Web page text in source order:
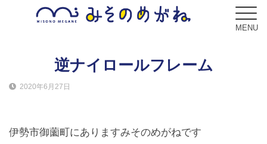
MENU
逆ナイロールフレーム
2020年6月27日
伊勢市御薗町にありますみそのめがねです